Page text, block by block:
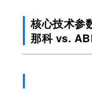
核心技术参
那科 vs.